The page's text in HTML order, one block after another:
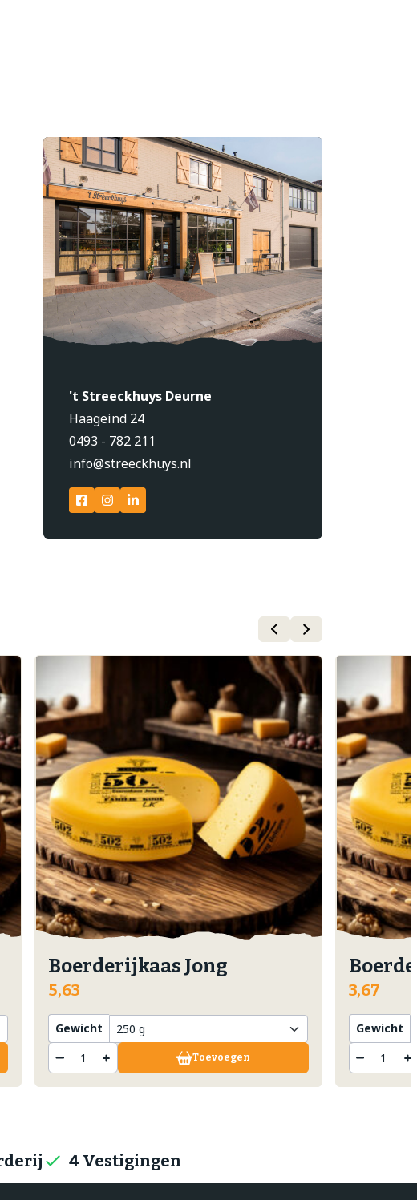
't Streeckhuys Deurne
Haageind 24
0493 - 782 211
info@streeckhuys.nl
Boerderijkaas Jong
5,63
Gewicht
Toevoegen
3,67
Gewicht
4 Vestigingen